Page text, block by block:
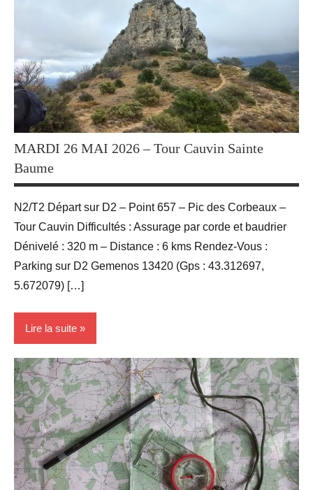
MARDI 26 MAI 2026 – Tour Cauvin Sainte
Baume
N2/T2 Départ sur D2 – Point 657 – Pic des Corbeaux –
Tour Cauvin Difficultés : Assurage par corde et baudrier
Dénivelé : 320 m – Distance : 6 kms Rendez-Vous :
Parking sur D2 Gemenos 13420 (Gps : 43.312697,
5.672079) […]
Lire la suite
Activité
Sportives
Blog
Randonnées